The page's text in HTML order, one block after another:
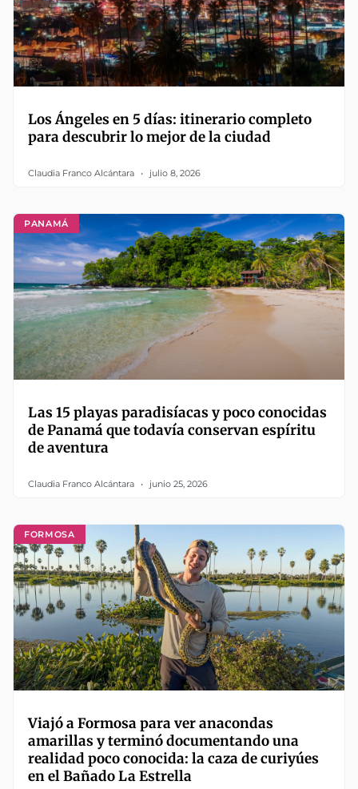
Los Ángeles en 5 días: itinerario completo
para descubrir lo mejor de la ciudad
Claudia Franco Alcántara julio 8, 2026
PANAMÁ
Las 15 playas paradisíacas y poco conocidas
de Panamá que todavía conservan espíritu
de aventura
Claudia Franco Alcántara junio 25, 2026
FORMOSA
Viajó a Formosa para ver anacondas
amarillas y terminó documentando una
realidad poco conocida: la caza de curiyúes
en el Bañado La Estrella